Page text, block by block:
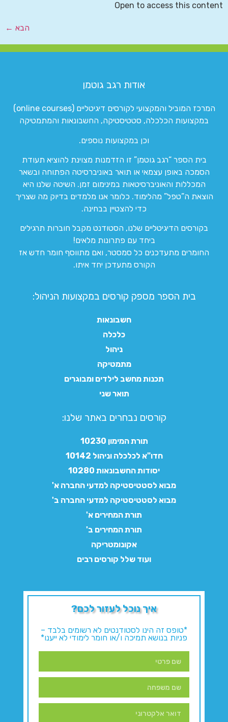
Open to access this content
הבא ←
אודות רגב גוטמן
המרכז המוביל והמקצועי לקורסים דיגיטליים (online courses)
במקצועות הכלכלה, סטטיסטיקה, החשבונאות והמתמטיקה
וכן במקצועות נוספים.
בית הספר “רגב גוטמן” זו הזדמנות מצוינת להוציא תעודת
הסמכה באופן עצמאי או תואר באוניברסיטה הפתוחה ובשאר
המכללות והאוניברסיטאות במינימום זמן. השיטה שלנו היא
הוצאת ה”טפל” מהלימוד. כלומר אנו מלמדים בדיוק מה שצריך
כדי להצטיין בבחינה.
בקורסים הדיגיטליים שלנו, הסטודנט מקבל חוברות תרגילים
ביחד עם פתרונות מלאים!
החומרים מתעדכנים כל סמסטר, ואם מתווסף חומר חדש אז
הקורס מתעדכן יחד איתו.
בית הספר מספק קורסים במקצועות הניהול:
חשבונאות
כלכלה
ניהול
מתמטיקה
תכנות מחשב לילדים ומבוגרים
תואר שני
קורסים נבחרים באתר שלנו:​
תורת המימון 10230
חדו"א לכלכלה וניהול 10142
יסודות החשבונאות 10280
מבוא לסטטיסטיקה למדעי החברה א'
מבוא לסטטיסטיקה למדעי החברה ב'
תורת המחירים א'
תורת המחירים ב'
אקונומטריקה
ועוד שלל קורסים רבים
איך נוכל לעזור לכם?
*טופס זה הינו לסטודנטים לא רשומים בלבד –
פניות בנושא תמיכה ו/או חומר לימודי לא ייענו*